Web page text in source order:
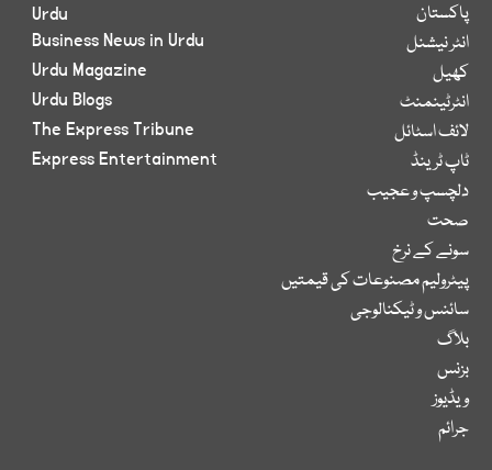
پاکستان
انٹر نیشنل
کھیل
انٹرٹینمنٹ
لائف اسٹائل
ٹاپ ٹرینڈ
دلچسپ و عجیب
صحت
سونے کے نرخ
پیٹرولیم مصنوعات کی قیمتیں
سائنس و ٹیکنالوجی
بلاگ
بزنس
ویڈیوز
جرائم
Urdu
Business News in Urdu
Urdu Magazine
Urdu Blogs
The Express Tribune
Express Entertainment